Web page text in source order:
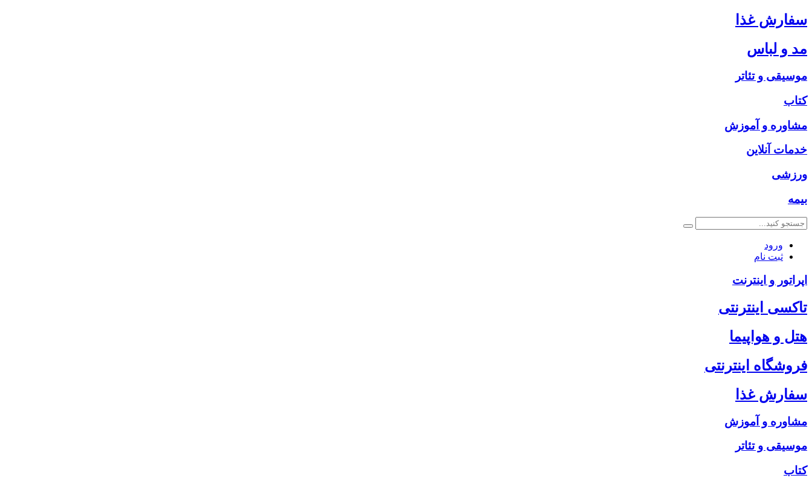
سفارش غذا
مد و لباس
موسیقی و تئاتر
کتاب
مشاوره و آموزش
خدمات آنلاین
ورزشی
بیمه
ورود
ثبت نام
اپراتور و اینترنت
تاکسی اینترنتی
هتل و هواپیما
فروشگاه اینترنتی
سفارش غذا
مشاوره و آموزش
موسیقی و تئاتر
کتاب